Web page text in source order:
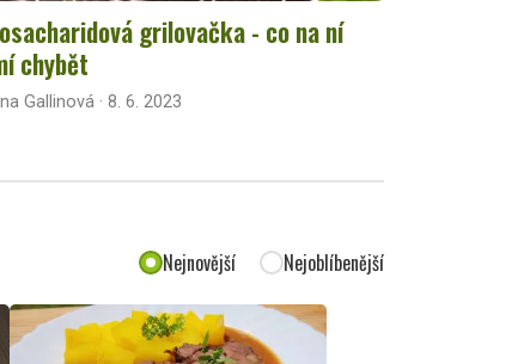
grilovačka - co na ní
chybět
Gallinová · 8. 6. 2023
Nejnovější Nejoblíbenější